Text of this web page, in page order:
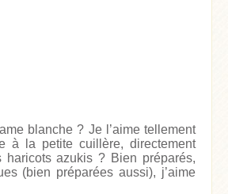
blanche ? Je l’aime tellement
à la petite cuillère, directement
azukis ? Bien préparés,
(bien préparées aussi), j’aime